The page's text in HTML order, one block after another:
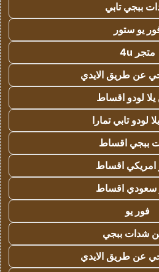
ببجي تابي
يو ستور
متجر 4u
عن طريق الايدي
لودو اقساط
لودو تابي تمارا
ببجي اقساط
امريكي اقساط
سعودي اقساط
فور يو
شدات ببجي
عن طريق الايدي